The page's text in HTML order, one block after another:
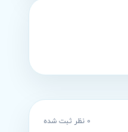
0 نظر ثبت شده